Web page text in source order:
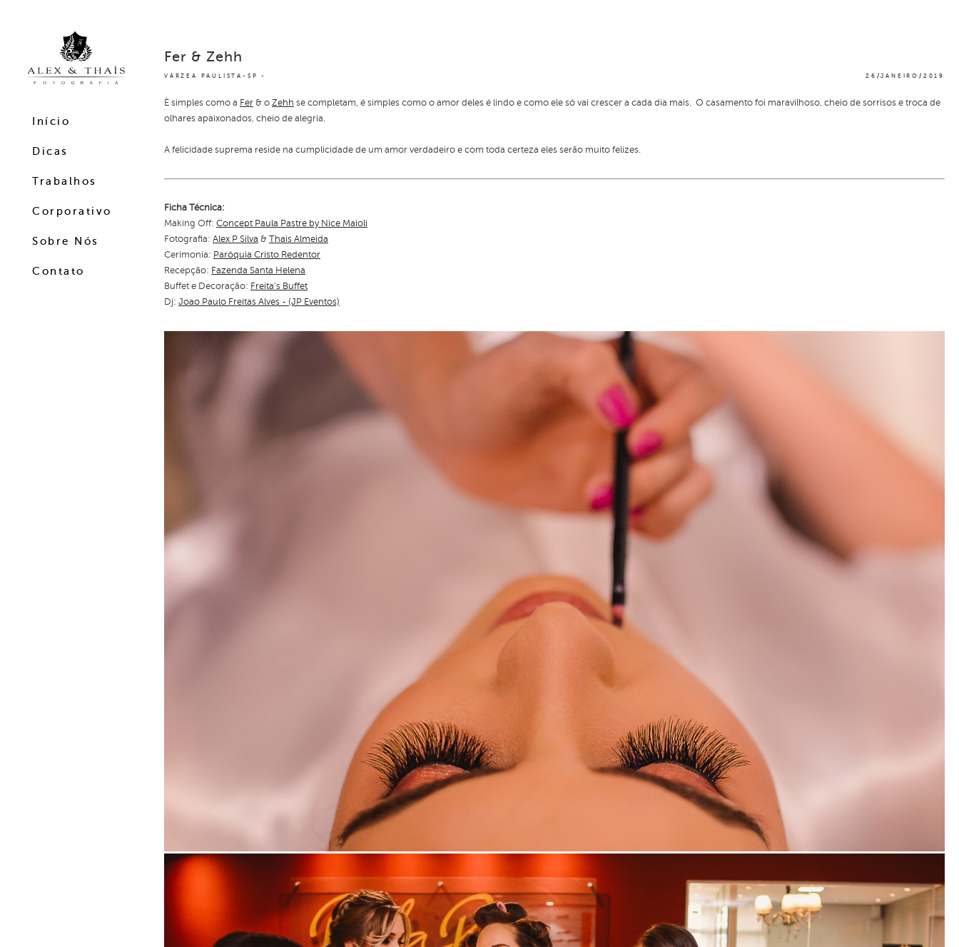
Início
Dicas
Trabalhos
Corporativo
Sobre Nós
Contato
VÁRZEA PAULISTA-SP 26/JANEIRO/2019
Fer & Zehh
È simples como a Fer & o Zehh se completam, é simples como o amor deles é lindo e como ele só vai crescer a cada dia mais. O casamento foi maravilhoso, cheio de sorrisos e troca de
olhares apaixonados, cheio de alegria.
A felicidade suprema reside na cumplicidade de um amor verdadeiro e com toda certeza eles serão muito felizes.
Ficha Técnica:
Making Off: Concept Paula Pastre by Nice Maioli
Fotografia: Alex P Silva & Thais Almeida
Cerimonia: Paróquia Cristo Redentor
Recepção: Fazenda Santa Helena
Buffet e Decoração: Freita's Buffet
Dj: Joao Paulo Freitas Alves - (JP Eventos)